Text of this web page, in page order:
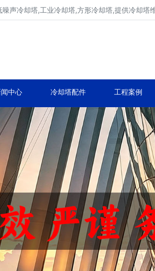
声冷却塔,工业冷却塔,方形冷却塔,提供冷却塔
闻中心 冷却塔配件 工程案例